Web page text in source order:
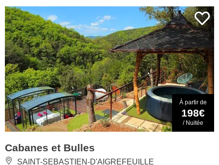
À partir de
198€
/ Nuitée
Cabanes et Bulles
SAINT-SEBASTIEN-D'AIGREFEUILLE